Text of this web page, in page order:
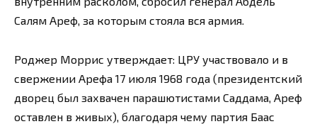
Салям Ареф, за которым стояла вся армия.
Роджер Моррис утверждает: ЦРУ участвовало и в
свержении Арефа 17 июля 1968 года (президентский
дворец был захвачен парашютистами Саддама, Ареф
оставлен в живых), благодаря чему партия Баас